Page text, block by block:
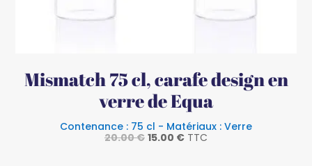
Mismatch 75 cl, carafe design en
verre de Equa
Contenance : 75 cl - Matériaux : Verre
20.00€ Le
15.00 €LeTTC